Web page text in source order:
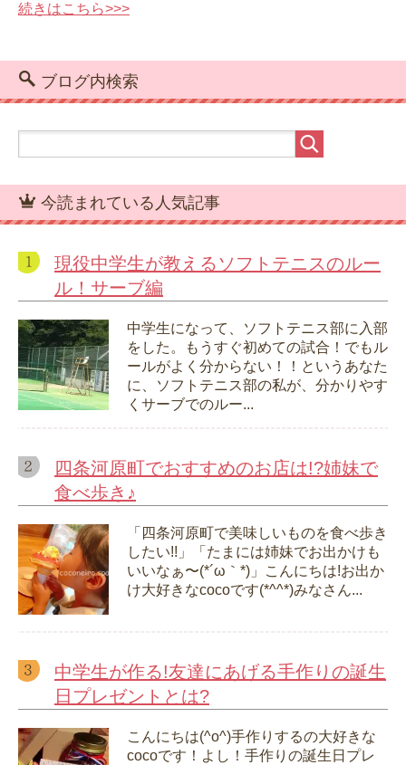
続きはこちら>>>
ブログ内検索
今読まれている人気記事
現役中学生が教えるソフトテニスのルー
ル！サーブ編
中学生になって、ソフトテニス部に入部
をした。もうすぐ初めての試合！でもル
ールがよく分からない！！というあなた
に、ソフトテニス部の私が、分かりやす
くサーブでのルー...
四条河原町でおすすめのお店は!?姉妹で
食べ歩き♪
「四条河原町で美味しいものを食べ歩き
したい!!」「たまには姉妹でお出かけも
いいなぁ〜(*´ω｀*)」こんにちは!お出か
け大好きなcocoです(*^^*)みなさん...
中学生が作る!友達にあげる手作りの誕生
日プレゼントとは?
こんにちは(^o^)手作りするの大好きな
cocoです！よし！手作りの誕生日プレ